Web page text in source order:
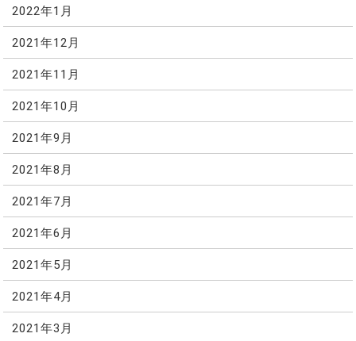
2022年1月
2021年12月
2021年11月
2021年10月
2021年9月
2021年8月
2021年7月
2021年6月
2021年5月
2021年4月
2021年3月